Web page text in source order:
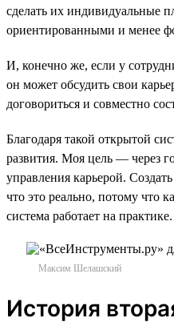
сделать их индивидуальные
ориентированными и менее
И, конечно же, если у
он может обсудить свои
договориться и совместно
Благодаря такой открытой
развития. Моя цель — через
управления карьерой.
что это реально, потому что
система работает на практике.
Максим Шелашский
История